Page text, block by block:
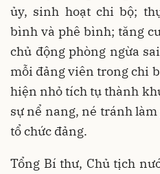
ủy, sinh hoạt chi bộ;
bình và phê bình; tăng
chủ động phòng ngừa
mỗi đảng viên trong chi
hiện nhỏ tích tụ thành
sự nể nang, né tránh
tổ chức đảng.
Tổng Bí thư, Chủ tịch